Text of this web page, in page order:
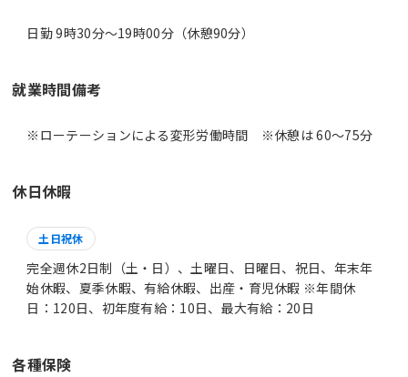
日勤 9時30分〜19時00分（休憩90分）
就業時間備考
休日休暇
土日祝休
完全週休2日制（土・日）、土曜日、日曜日、祝日、年末年
始休暇、夏季休暇、有給休暇、出産・育児休暇 ※年間休
日：120日、初年度有給：10日、最大有給：20日
各種保険